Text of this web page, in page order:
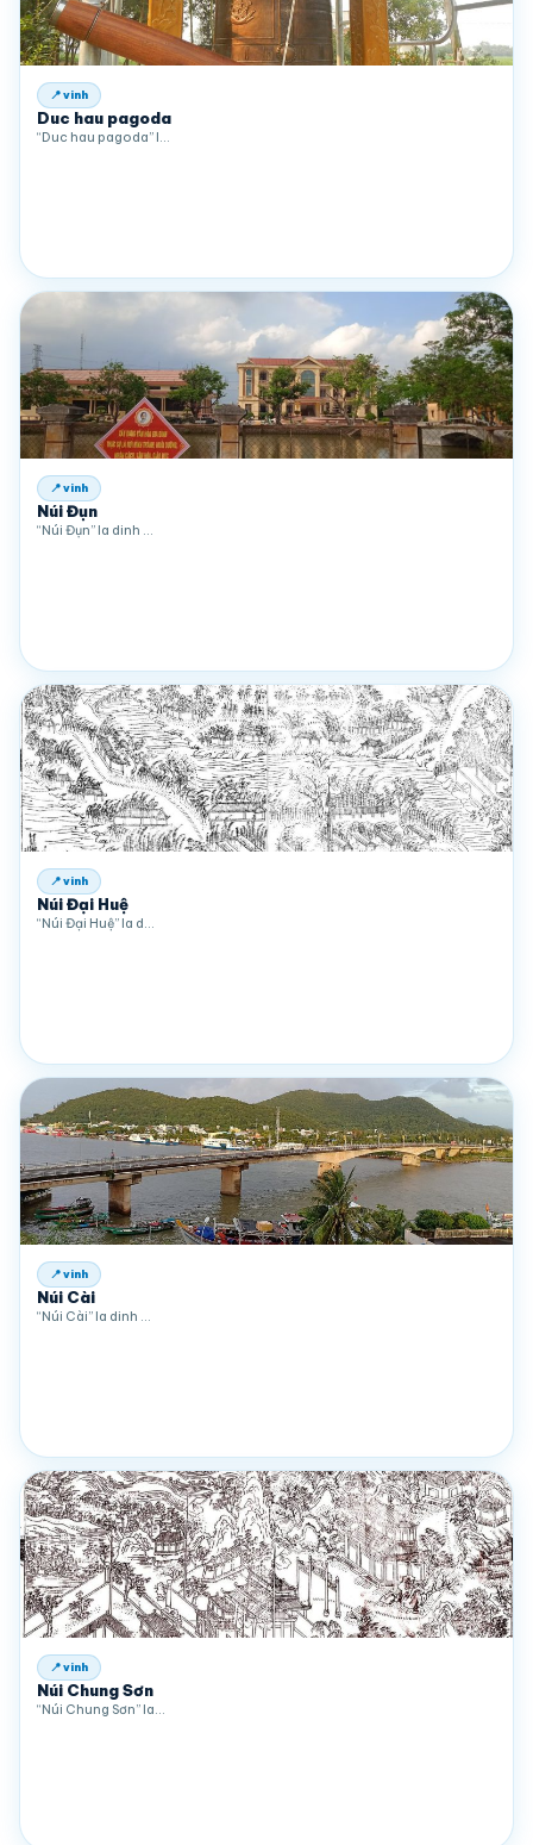
📍 vinh
Duc hau pagoda
“Duc hau pagoda” l…
📍 vinh
Núi Đụn
“Núi Đụn” la dinh …
📍 vinh
Núi Đại Huệ
“Núi Đại Huệ” la d…
📍 vinh
Núi Cài
“Núi Cài” la dinh …
📍 vinh
Núi Chung Sơn
“Núi Chung Sơn” la…